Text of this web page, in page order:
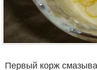
Первый корж